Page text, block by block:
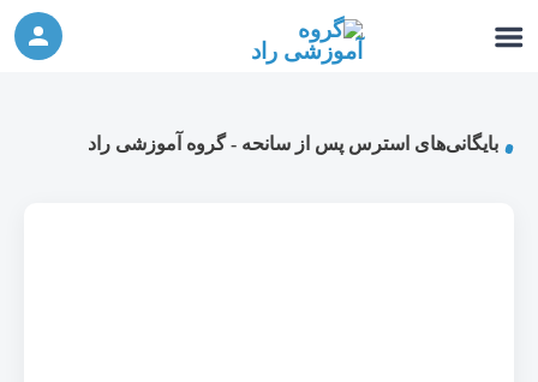
شرکت در ورکشاپ آنلاین
بایگانی‌های استرس پس از سانحه - گروه آموزشی راد